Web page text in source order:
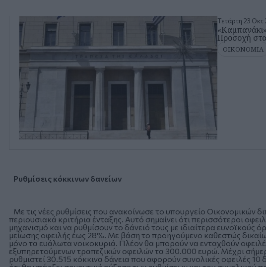
Τετάρτη 23
Προσοχή
ΟΙΚΟΝΟΜΙΑ
Ρυθμίσεις κόκκινων δανείων
Με τις νέες ρυθμίσεις που ανακοίνωσε το υπουργείο Οικονομικών
περιουσιακά κριτήρια ένταξης. Αυτό σημαίνει ότι περισσότεροι
μηχανισμό και να ρυθμίσουν το δάνειό τους με ιδιαίτερα
μείωσης οφειλής έως 28%. Με βάση το προηγούμενο καθεστώς
μόνο τα ευάλωτα νοικοκυριά. Πλέον θα μπορούν να ενταχθούν
εξυπηρετούμενων τραπεζικών οφειλών τα 300.000 ευρώ. Μέχρι
ρυθμιστεί 30.515 κόκκινα δάνεια που αφορούν συνολικές οφειλές 10